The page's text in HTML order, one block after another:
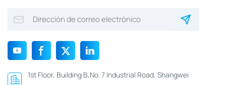
1st Floor, Building B,No. 7 Industrial Road, Shangwei